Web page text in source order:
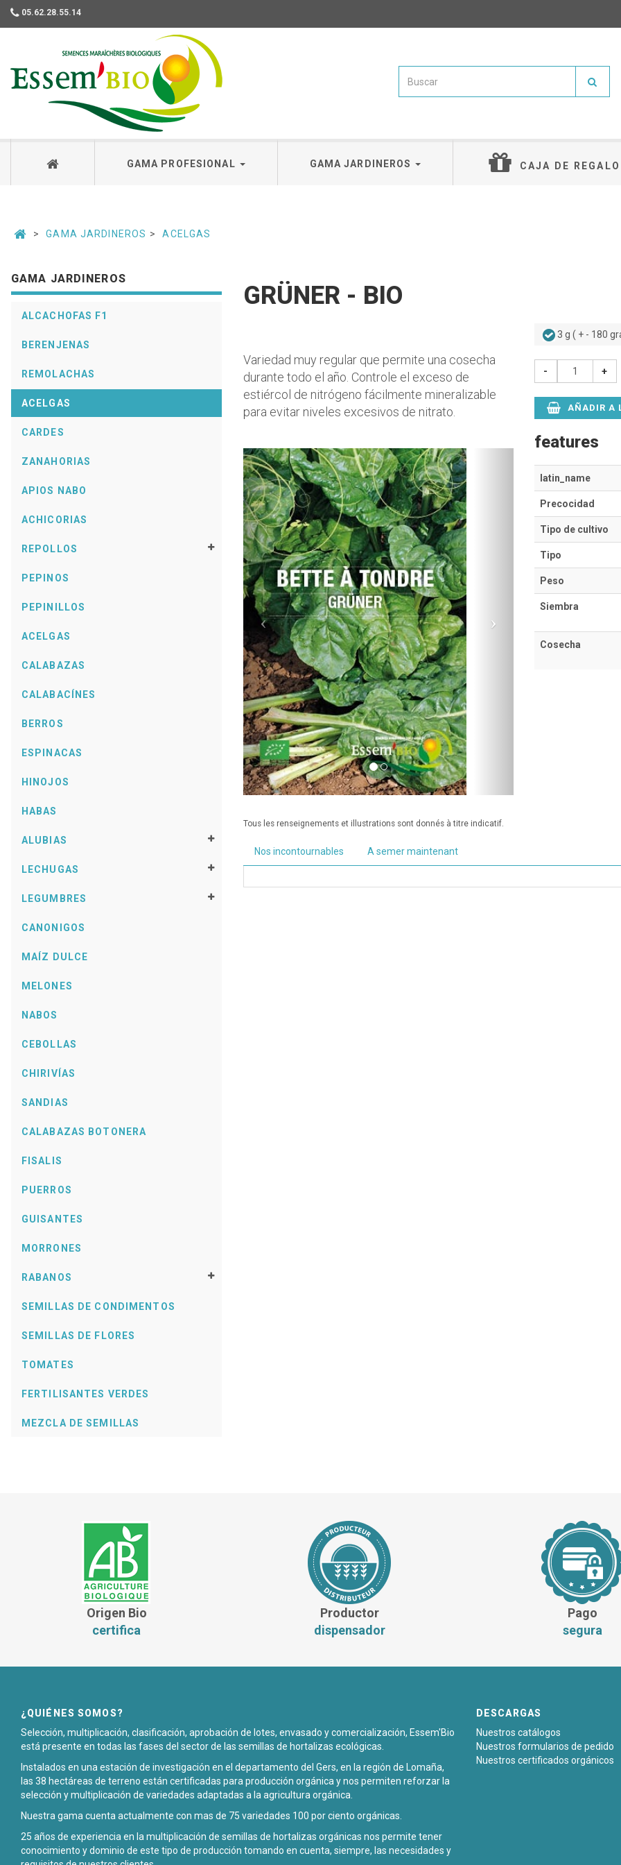
05.62.28.55.14
GAMA PROFESIONAL GAMA JARDINEROS CAJA DE REGALO
GAMA JARDINEROS ACELGAS
GAMA JARDINEROS
ALCACHOFAS F1
BERENJENAS
REMOLACHAS
ACELGAS
CARDES
ZANAHORIAS
APIOS NABO
ACHICORIAS
REPOLLOS
PEPINOS
PEPINILLOS
ACELGAS
CALABAZAS
CALABACÍNES
BERROS
ESPINACAS
HINOJOS
HABAS
ALUBIAS
LECHUGAS
LEGUMBRES
CANONIGOS
MAÍZ DULCE
MELONES
NABOS
CEBOLLAS
CHIRIVÍAS
SANDIAS
CALABAZAS BOTONERA
FISALIS
PUERROS
GUISANTES
MORRONES
RABANOS
SEMILLAS DE CONDIMENTOS
SEMILLAS DE FLORES
TOMATES
FERTILISANTES VERDES
MEZCLA DE SEMILLAS
GRÜNER - BIO
Variedad muy regular que permite una cosecha
durante todo el año. Controle el exceso de
estiércol de nitrógeno fácilmente mineralizable
para evitar niveles excesivos de nitrato.
Précédent
3 g ( + - 180
- +
AÑADIR A
features
latin_name
Precocidad
Tipo de cultivo
Tipo
Peso
Siembra
Cosecha
Tous les renseignements et illustrations sont donnés à titre indicatif.
Nos incontournables A semer maintenant
Origen Bio
certifica
Productor
dispensador
Pago
segura
¿QUIÉNES SOMOS?
Selección, multiplicación, clasificación, aprobación de lotes, envasado y comercialización, Essem'Bio
está presente en todas las fases del sector de las semillas de hortalizas ecológicas.
Instalados en una estación de investigación en el departamento del Gers, en la región de Lomaña,
las 38 hectáreas de terreno están certificadas para producción orgánica y nos permiten reforzar la
selección y multiplicación de variedades adaptadas a la agricultura orgánica.
Nuestra gama cuenta actualmente con mas de 75 variedades 100 por ciento orgánicas.
25 años de experiencia en la multiplicación de semillas de hortalizas orgánicas nos permite tener
conocimiento y dominio de este tipo de producción tomando en cuenta, siempre, las necesidades y
DESCARGAS
Nuestros catálogos
Nuestros formularios de pedido
Nuestros certificados orgánicos